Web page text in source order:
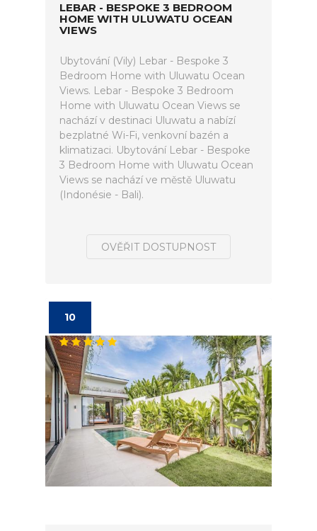
LEBAR - BESPOKE 3 BEDROOM
HOME WITH ULUWATU OCEAN
VIEWS
Ubytování (Vily) Lebar - Bespoke 3
Bedroom Home with Uluwatu Ocean
Views. Lebar - Bespoke 3 Bedroom
Home with Uluwatu Ocean Views se
nachází v destinaci Uluwatu a nabízí
bezplatné Wi-Fi, venkovní bazén a
klimatizaci. Ubytování Lebar - Bespoke
3 Bedroom Home with Uluwatu Ocean
Views se nachází ve městě Uluwatu
(Indonésie - Bali).
OVĚŘIT DOSTUPNOST
10